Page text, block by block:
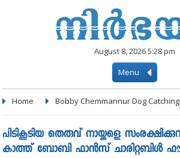
August 8, 2026 5:28 pm
Menu
Home Bobby Chemmannur Dog
പിടികൂടിയ തെരുവ് നായ്ക്കളെ
കാത്ത് ബോബി ഫാൻസ്‌ ചാരിറ്റബിൾ